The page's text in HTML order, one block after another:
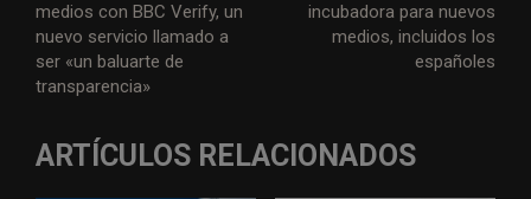
medios con BBC Verify, un
nuevo servicio llamado a
ser «un baluarte de
transparencia»
incubadora para nuevos
medios, incluidos los
españoles
ARTÍCULOS RELACIONADOS